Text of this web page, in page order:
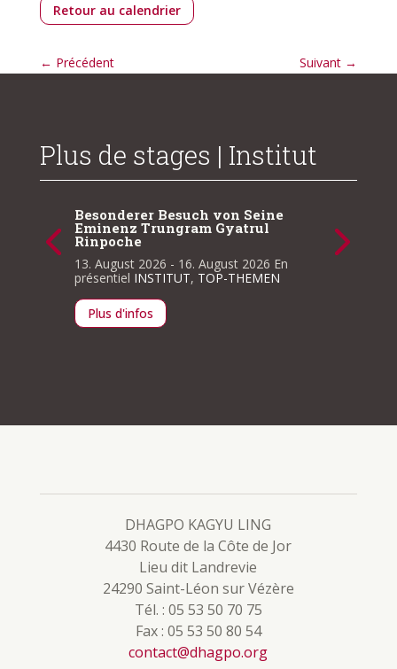
Retour au calendrier
← Précédent Suivant →
Plus de stages | Institut
Besuch von Seine
Trungram Gyatrul
- 16. August 2026En
TOP-THEMEN
11. September 2026- 13.
DHAGPO KAGYU LING
4430 Route de la Côte de Jor
Lieu dit Landrevie
24290 Saint-Léon sur Vézère
Tél. : 05 53 50 70 75
Fax : 05 53 50 80 54
contact@dhagpo.org